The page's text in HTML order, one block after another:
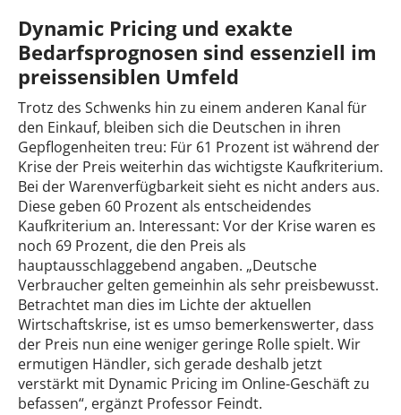
Dynamic Pricing und exakte
Bedarfsprognosen sind essenziell im
preissensiblen Umfeld
Trotz des Schwenks hin zu einem anderen Kanal für
den Einkauf, bleiben sich die Deutschen in ihren
Gepflogenheiten treu: Für 61 Prozent ist während der
Krise der Preis weiterhin das wichtigste Kaufkriterium.
Bei der Warenverfügbarkeit sieht es nicht anders aus.
Diese geben 60 Prozent als entscheidendes
Kaufkriterium an. Interessant: Vor der Krise waren es
noch 69 Prozent, die den Preis als
hauptausschlaggebend angaben. „Deutsche
Verbraucher gelten gemeinhin als sehr preisbewusst.
Betrachtet man dies im Lichte der aktuellen
Wirtschaftskrise, ist es umso bemerkenswerter, dass
der Preis nun eine weniger geringe Rolle spielt. Wir
ermutigen Händler, sich gerade deshalb jetzt
verstärkt mit Dynamic Pricing im Online-Geschäft zu
befassen“, ergänzt Professor Feindt.